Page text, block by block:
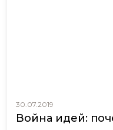
30.07.2019
Война идей: